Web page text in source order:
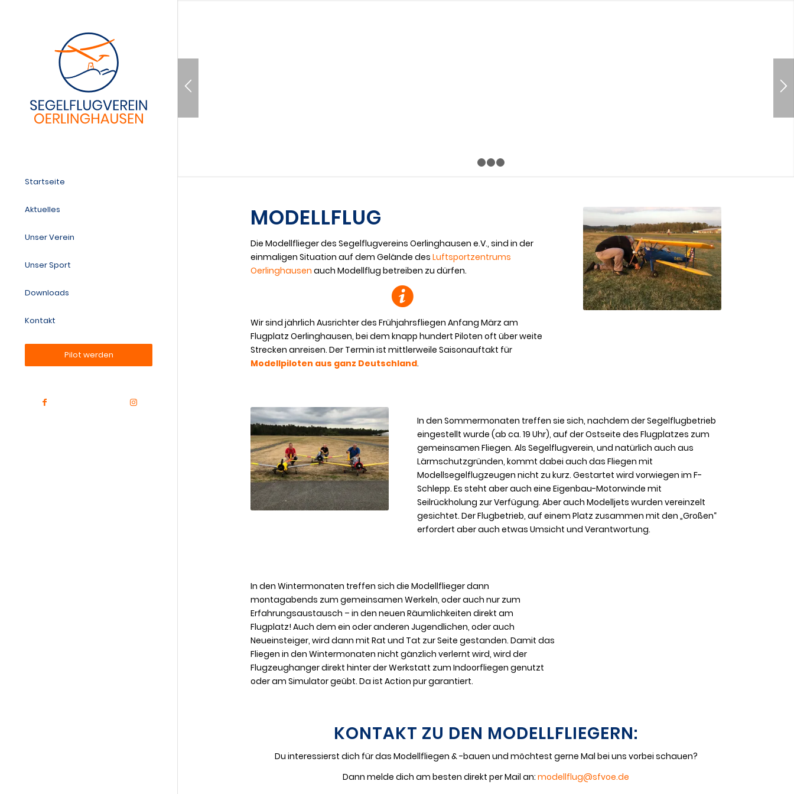
Startseite
Aktuelles
Unser Verein
Unser Sport
Downloads
Kontakt
Pilot werden
MODELLFLUG
Die Modellflieger des Segelflugvereins Oerlinghausen e.V., sind in der
einmaligen Situation auf dem Gelände desLuftsportzentrums
Oerlinghausen auch Modellflug betreiben zu dürfen.
Wir sind jährlich Ausrichter des Frühjahrsfliegen Anfang März am
Flugplatz Oerlinghausen, bei dem knapp hundert Piloten oft über weite
Strecken anreisen. Der Termin ist mittlerweile Saisonauftakt für
Modellpiloten aus ganz Deutschland.
In den Sommermonaten treffen sie sich, nachdem der Segelflugbetrieb
eingestellt wurde (ab ca. 19 Uhr), auf der Ostseite des Flugplatzes zum
gemeinsamen Fliegen. Als Segelflugverein, und natürlich auch aus
Lärmschutzgründen, kommt dabei auch das Fliegen mit
Modellsegelflugzeugen nicht zu kurz. Gestartet wird vorwiegen im F-
Schlepp. Es steht aber auch eine Eigenbau-Motorwinde mit
Seilrückholung zur Verfügung. Aber auch Modelljets wurden vereinzelt
gesichtet. Der Flugbetrieb, auf einem Platz zusammen mit den „Großen“
erfordert aber auch etwas Umsicht und Verantwortung.
In den Wintermonaten treffen sich die Modellflieger dann
montagabends zum gemeinsamen Werkeln, oder auch nur zum
Erfahrungsaustausch – in den neuen Räumlichkeiten direkt am
Flugplatz! Auch dem ein oder anderen Jugendlichen, oder auch
Neueinsteiger, wird dann mit Rat und Tat zur Seite gestanden. Damit das
Fliegen in den Wintermonaten nicht gänzlich verlernt wird, wird der
Flugzeughanger direkt hinter der Werkstatt zum Indoorfliegen genutzt
oder am Simulator geübt. Da ist Action pur garantiert.
KONTAKT ZU DEN MODELLFLIEGERN:
Du interessierst dich für das Modellfliegen & -bauen und möchtest gerne Mal bei uns vorbei schauen?
Dann melde dich am besten direkt per Mail an: modellflug@sfvoe.de